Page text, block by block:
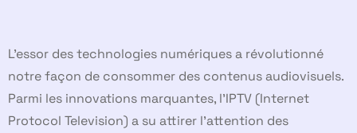
L’essor des technologies numériques a révolutionné
notre façon de consommer des contenus audiovisuels.
Parmi les innovations marquantes, l’IPTV (Internet
Protocol Television) a su attirer l’attention des